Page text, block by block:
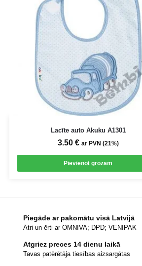
Lacīte auto Akuku A1301
3.50 € ar PVN (21%)
Pievienot grozam
Piegāde ar pakomātu visā Latvijā
Ātri un ērti ar OMNIVA; DPD; VENIPAK
Atgriez preces 14 dienu laikā
Tavas patērētāja tiesības aizsargātas